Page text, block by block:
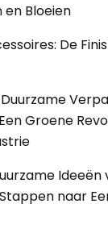
Bloeien
De
Groene
Ideeën
naar